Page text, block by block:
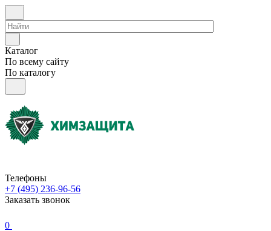
Каталог
По всему сайту
По каталогу
Телефоны
+7 (495) 236-96-56
Заказать звонок
0